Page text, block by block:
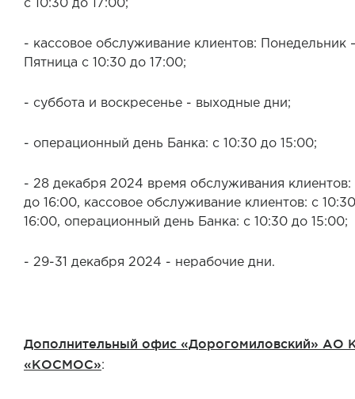
с 10:30 до 17:00;
- кассовое обслуживание клиентов: Понедельник
Пятница с 10:30 до 17:00;
- суббота и воскресенье - выходные дни;
- операционный день Банка: с 10:30 до 15:00;
- 28 декабря 2024 время обслуживания клиентов:
до 16:00, кассовое обслуживание клиентов: с
16:00, операционный день Банка: с 10:30 до 15:00;
- 29-31 декабря 2024 - нерабочие дни.
Дополнительный офис «Дорогомиловский» АО
«КОСМОС»: